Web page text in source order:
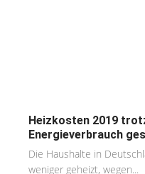
Heizkosten 2019
Energieverbrauch
Die Haushalte in
weniger geheizt, wegen...